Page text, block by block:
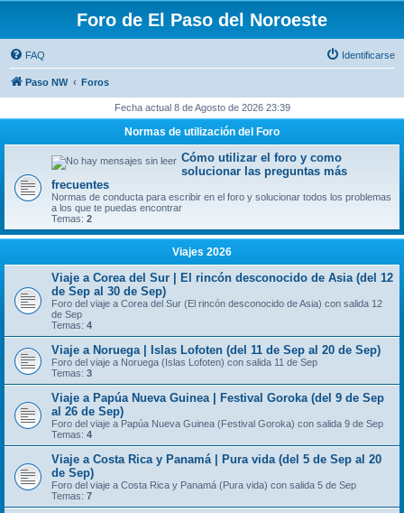
Foro de El Paso del Noroeste
FAQ Identificarse
Paso NW Foros
Fecha actual 8 de Agosto de 2026 23:39
Normas de utilización del Foro
Cómo utilizar el foro y como
solucionar las preguntas más
frecuentes
Normas de conducta para escribir en el foro y solucionar todos los problemas
a los que te puedas encontrar
Temas: 2
Viajes 2026
Viaje a Corea del Sur | El rincón desconocido de Asia (del 12
de Sep al 30 de Sep)
Foro del viaje a Corea del Sur (El rincón desconocido de Asia) con salida 12
de Sep
Temas: 4
Viaje a Noruega | Islas Lofoten (del 11 de Sep al 20 de Sep)
Foro del viaje a Noruega (Islas Lofoten) con salida 11 de Sep
Temas: 3
Viaje a Papúa Nueva Guinea | Festival Goroka (del 9 de Sep
al 26 de Sep)
Foro del viaje a Papúa Nueva Guinea (Festival Goroka) con salida 9 de Sep
Temas: 4
Viaje a Costa Rica y Panamá | Pura vida (del 5 de Sep al 20
de Sep)
Foro del viaje a Costa Rica y Panamá (Pura vida) con salida 5 de Sep
Temas: 7